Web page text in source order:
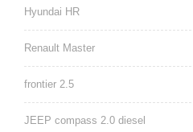
Hyundai HR
Renault Master
frontier 2.5
JEEP compass 2.0 diesel